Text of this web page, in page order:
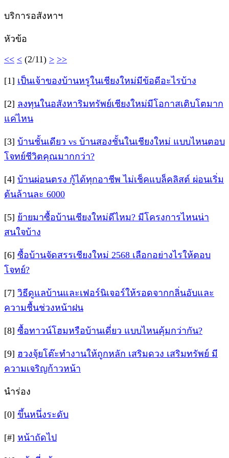
บริการอสังหาฯ
หัวข้อ
<< < (2/11) > >>
[1] เป็นเจ้าของบ้านหรูในเชียงใหม่มีข้อดีอะไรบ้าง
[2] ลงทุนในอสังหาริมทรัพย์เชียงใหม่มีโอกาสเติบโตมาก
แค่ไหน
[3] บ้านชั้นเดียว vs บ้านสองชั้นในเชียงใหม่ แบบไหนตอบ
โจทย์ชีวิตคุณมากกว่า?
[4] บ้านผ่อนตรง กู้ได้ทุกอาชีพ ไม่เช็คแบล็คลิสต์ ผ่อนเริ่ม
ต้นล้านละ 6000
[5] ย้ายมาซื้อบ้านเชียงใหม่ดีไหม? มีโครงการไหนน่า
สนใจบ้าง
[6] ซื้อบ้านจัดสรรเชียงใหม่ 2568 เลือกอย่างไรให้ตอบ
โจทย์?
[7] วิธีดูแลบ้านและเฟอร์นิเจอร์ให้รอดจากกลิ่นอับและ
ความชื้นช่วงหน้าฝน
[8] ซื้อทาวน์โฮมหรือบ้านเดี่ยว แบบไหนคุ้มกว่ากัน?
[9] ฮวงจุ้ยโต๊ะทำงานให้ถูกหลัก เสริมดวง เสริมทรัพย์ มี
ความเจริญก้าวหน้า
นำร่อง
[0] ขึ้นหนึ่งระดับ
[#] หน้าถัดไป